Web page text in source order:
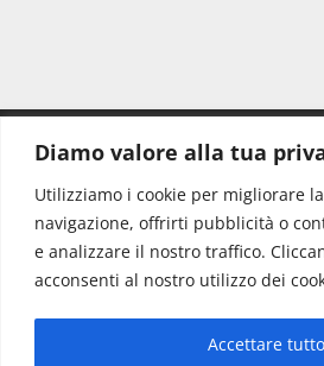
Diamo valore alla tua
Utilizziamo i cookie per migliorare
navigazione, offrirti pubblicità o
e analizzare il nostro traffico.
acconsenti al nostro utilizzo dei
Accettare tutto
Redazione:
Direttore:
Info & Commerciale: